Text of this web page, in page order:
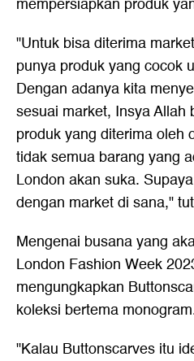
"Untuk bisa diterima
punya produk yang cocok
Dengan adanya kita
sesuai market, Insya Allah
produk yang diterima oleh
tidak semua barang yang
London akan suka.
dengan market di sana,"
Mengenai busana yang
London Fashion Week
mengungkapkan
koleksi bertema
"Kalau Buttonscarves itu